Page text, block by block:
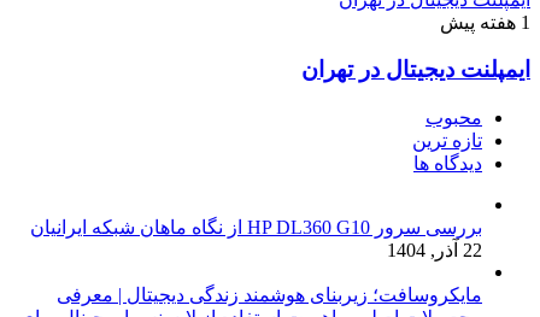
1 هفته پیش
ایمپلنت دیجیتال در تهران
محبوب
تازه ترین
دیدگاه ها
بررسی سرور HP DL360 G10 از نگاه ماهان شبکه ایرانیان
22 آذر, 1404
مایکروسافت؛ زیربنای هوشمند زندگی دیجیتال | معرفی